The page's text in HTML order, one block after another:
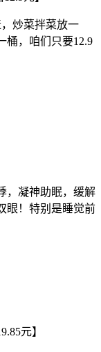
炒菜拌菜放一
桶，咱们只要12.9
，凝神助眠，缓解
眼！特别是睡觉前
元】